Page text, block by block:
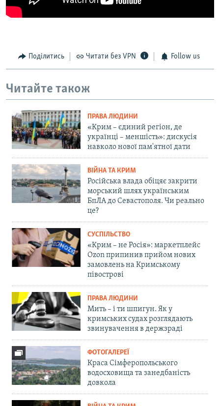
Поділитись Читати без VPN Follow us
Читайте також
ПРАВА ЛЮДИНИ
«Крим – єдиний регіон, де
українці – меншість»: дискусія
навколо нової пам'ятної дати
ВІЙНА ТА КРИМ
Російська влада обіцяє закрити
морський шлях українським
БпЛА до Севастополя. Чи реально
це?
СУСПІЛЬСТВО
«Крим – не Росія»: маркетплейс
Ozon припинив прийом нових
замовлень на Кримському
півострові
ПРАВА ЛЮДИНИ
Мить – і ти шпигун. Як у
кримських судах розглядають
звинувачення в держзраді
ФОТОГАЛЕРЕЇ
Краса Сімферопольського
водосховища та занедбаність
довкола